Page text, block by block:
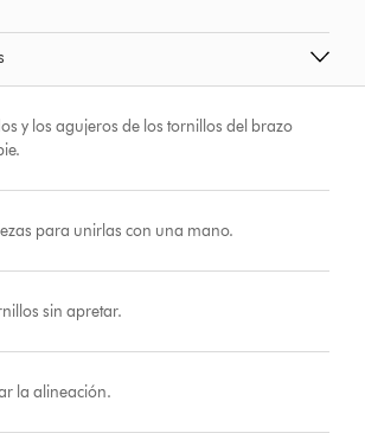
y los agujeros de los tornillos del brazo
para unirlas con una mano.
sin apretar.
la alineación.